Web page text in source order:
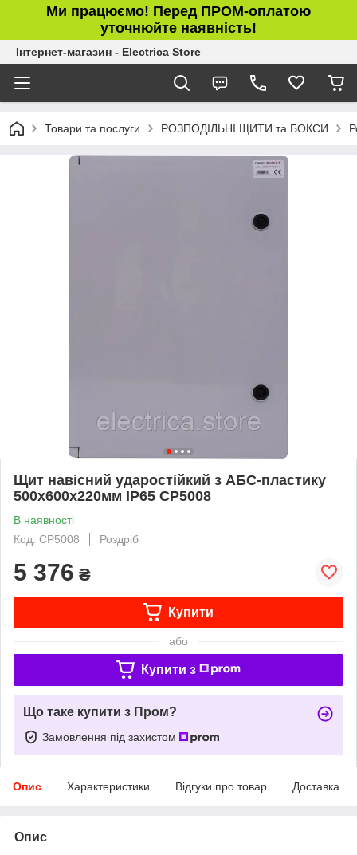
Ми працюємо! Перед ПРОМ-оплатою
уточнюйте наявність!
Інтернет-магазин - Electrica Store
Товари та послуги РОЗПОДІЛЬНІ ЩИТИ та БОКСИ
Щит навісний ударостійкий з АБС-пластику
500х600х220мм IP65 CP5008
В наявності
Код: CP5008
Роздріб
5 376 ₴
Купити
або
Купити з
Що таке купити з Пром?
Замовлення під захистом
Опис Характеристики Відгуки про товар Доставка
Опис